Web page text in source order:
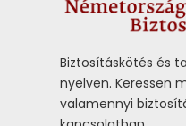
Biztosításkötés és
nyelven.Keressen
valamennyi